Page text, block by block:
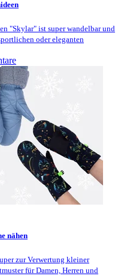
"Skylar" ist super wandelbar und
oder eleganten
nähen
zur Verwertung kleiner
für Damen, Herren und